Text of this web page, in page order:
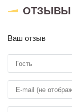
ОТЗЫВЫ
Ваш отзыв